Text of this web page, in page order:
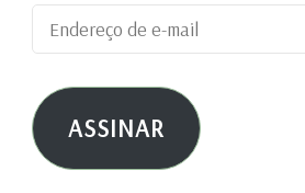
Endereço
de
e-
mail ASSINAR